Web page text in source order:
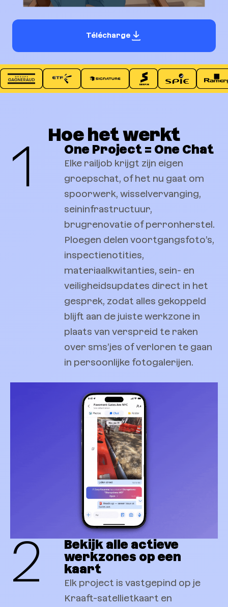
Télécharge
Hoe het werkt
1 One Project = One Chat
Elke railjob krijgt zijn eigen
groepschat, of het nu gaat om
spoorwerk, wisselvervanging,
seininfrastructuur,
brugrenovatie of perronherstel.
Ploegen delen voortgangsfoto’s,
inspectienotities,
materiaalkwitanties, sein- en
veiligheidsupdates direct in het
gesprek, zodat alles gekoppeld
blijft aan de juiste werkzone in
plaats van verspreid te raken
over sms’jes of verloren te gaan
in persoonlijke fotogalerijen.
2
Bekijk alle actieve
werkzones op een
kaart
Elk project is vastgepind op je
Kraaft-satellietkaart en